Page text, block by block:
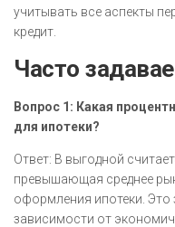
учитывать все аспекты
кредит.
Часто
Вопрос 1: Какая
для ипотеки?
Ответ: В выгодной
превышающая среднее
оформления ипотеки. Это
зависимости от